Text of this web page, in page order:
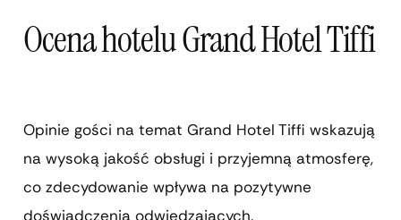
Ocena hotelu Grand Hotel Tiffi
Opinie gości na temat Grand Hotel Tiffi wskazują
na wysoką jakość obsługi i przyjemną atmosferę,
co zdecydowanie wpływa na pozytywne
doświadczenia odwiedzających.